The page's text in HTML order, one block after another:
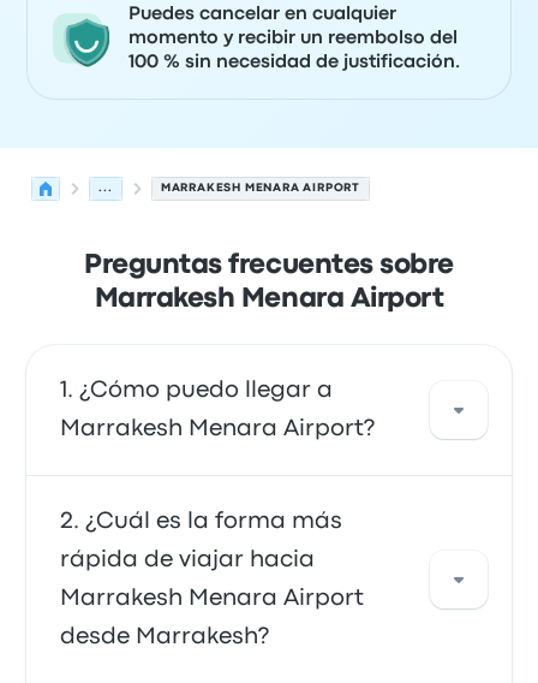
Puedes cancelar en cualquier
momento y recibir un reembolso del
100 % sin necesidad de justificación.
... MARRAKESH MENARA AIRPORT
Preguntas frecuentes sobre
Marrakesh Menara Airport
¿Cómo puedo llegar a
Marrakesh Menara Airport?
Puedes tomar el autobús, que proporciona
acceso directo al aeropuerto. También
puedes tomar un taxi o usar un servicio de
coche compartido.
¿Cuál es la forma más
rápida de viajar hacia
Marrakesh Menara Airport
desde Marrakesh?